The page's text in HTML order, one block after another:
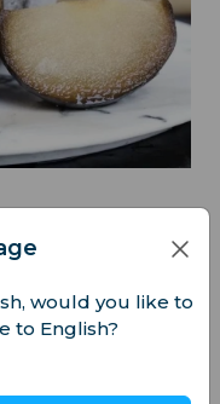
glace.
would you like to
to English?